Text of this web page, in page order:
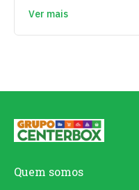
Ver mais
Quem somos